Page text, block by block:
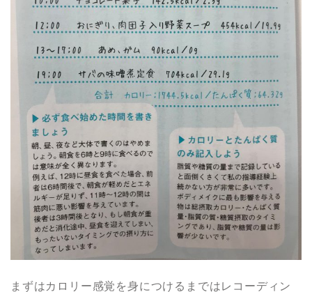
まずはカロリー感覚を身につけるまではレコーディン